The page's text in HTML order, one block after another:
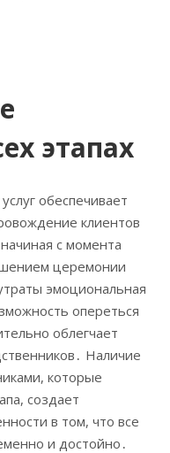
этапах
обеспечивает
клиентов
с момента
церемонии
эмоциональная
опереться
облегчает
Наличие
которые
создает
в том, что все
и достойно․